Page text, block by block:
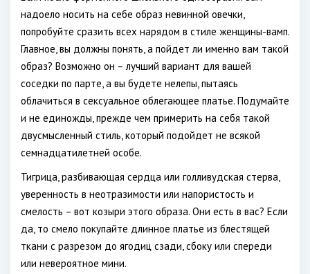
надоело носить на себе образ невинной овечки,
попробуйте сразить всех нарядом в стиле женщины-вамп.
Главное, вы должны понять, а пойдет ли именно вам такой
образ? Возможно он – лучший вариант для вашей
соседки по парте, а вы будете нелепы, пытаясь
облачиться в сексуальное облегающее платье. Подумайте
и не единожды, прежде чем примерить на себя такой
двусмысленный стиль, который подойдет не всякой
семнадцатилетней особе.
Тигрица, разбивающая сердца или голливудская стерва,
уверенность в неотразимости или напористость и
смелость – вот козыри этого образа. Они есть в вас? Если
да, то смело покупайте длинное платье из блестящей
ткани с разрезом до ягодиц сзади, сбоку или спереди
или невероятное мини.